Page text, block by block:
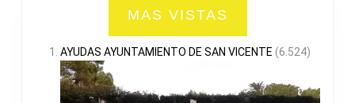
MAS VISTAS
AYUDAS AYUNTAMIENTO DE SAN VICENTE (6.524)